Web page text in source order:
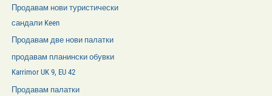
Продавам нови туристически
сандали Keen
Продавам две нови палатки
продавам планински обувки
Karrimor UK 9, EU 42
Продавам палатки